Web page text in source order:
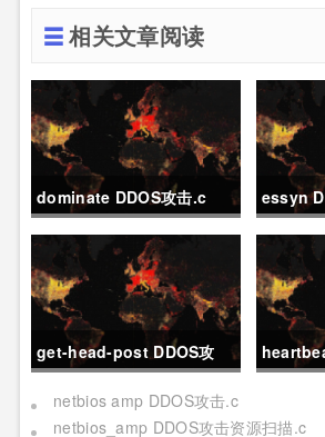
相关文章阅读
dominate DDOS攻击.c essyn
get-head-post DDOS攻
击.c
netbios amp DDOS攻击.c
netbios_amp DDOS攻击资源扫描.c